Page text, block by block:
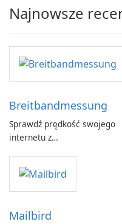
Najnowsze
Breitbandmessung
Sprawdź prędkość swojego
internetu z
GmbH!
Mailbird